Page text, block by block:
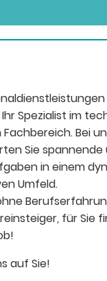
Spezialist im
Bei
Sie spannende
in einem
Umfeld.
für Sie
auf Sie!